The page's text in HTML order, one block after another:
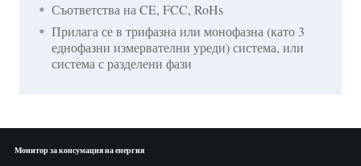
Съответства на CE, FCC, RoHs
Прилага се в трифазна или монофазна (като 3
еднофазни измервателни уреди) система, или
система с разделени фази
Монитор за консумация на енергия